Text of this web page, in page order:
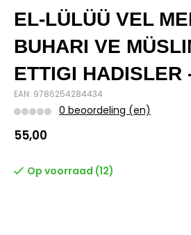
EL-LÜLÜÜ VEL
BUHARI VE
ETTIGI HADISLER
EAN: 9786254284434
0 beoordeling (en)
55,00
Op voorraad (12)